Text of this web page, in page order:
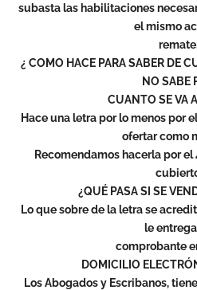
subasta las habilitaciones
el mismo
¿ COMO HACE PARA SABER DE
NO SABE
CUANTO SE VA
Hace una letra por lo menos por
ofertar como
Recomendamos hacerla por
¿QUÉ PASA SI SE
Lo que sobre de la letra se
le
comprobante
DOMICILIO
Los Abogados y Escribanos,